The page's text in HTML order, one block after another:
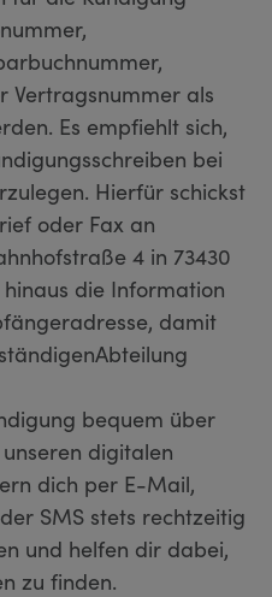
Vertragsnummer als
Es empfiehlt sich,
bei
Hierfür schickst
oder Fax an
4 in 73430
die Information
damit
bequem über
digitalen
dich per E-Mail,
SMS stets rechtzeitig
und helfen dir dabei,
zu finden.